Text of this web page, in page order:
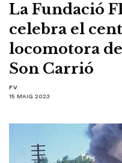
La Fundació
celebra el
locomotora de
Son Carrió
F.V.
15 MAIG 2023